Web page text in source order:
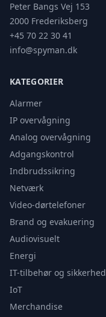
Peter Bangs Vej 153
2000 Frederiksberg
+45 70 22 30 41
info@spyman.dk
KATEGORIER
Alarmer
IP overvågning
Analog overvågning
Adgangskontrol
Indbrudssikring
Netværk
Video-dørtelefoner
Brand og evakuering
Audiovisuelt
Energi
IT-tilbehør og sikkerhed
IoT
Merchandise